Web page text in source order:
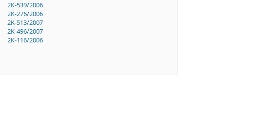
2K-539/2006
2K-276/2006
2K-513/2007
2K-496/2007
2K-116/2006